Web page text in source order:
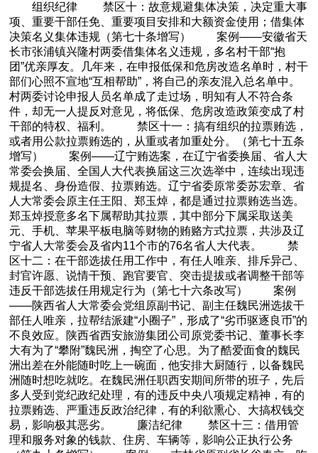
组织纪律 禁区十：故意规避集体决策，决定重大事
项、重要干部任免、重要项目安排和大额资金使用；借集体
决策名义集体违规（第七十条增写） 案例——安徽省天
长市张浦镇兴隆村两委借集体名义违规，多名村干部“抱
团”优亲厚友。几年来，在申报低保和危房改造名单时，村干
部们心照不宣地“互相帮助”，将自己的亲友混入总名单中。
村两委讨论申报人员名单成了走过场，明知有人不符合条
件，却无一人提反对意见，将低保、危房改造政策变成了村
干部的特权、福利。 禁区十一：搞有组织的拉票贿选，
或者用公款拉票贿选的，从重或者加重处分。（第七十五条
增写） 案例——辽宁贿选案，在辽宁省委换届、省人大
常委会换届、全国人大代表换届这三次选举中，连续出现违
规提名、身份造假、拉票贿选。辽宁省委原常委苏宏章、省
人大常委会原主任王阳、郑玉焯，都是通过拉票贿选当选。
郑玉焯授意多名下属帮助其拉票，其中部分下属采取送美
元、手机、苹果平板电脑等财物的贿赂方式拉票，共涉及辽
宁省人大常委会及省内11个市的76名省人大代表。 禁
区十二：在干部选拔任用工作中，有任人唯亲、排斥异己、
封官许愿、说情干预、跑官要官、突击提拔或者调整干部等
违反干部选拔任用规定行为（第七十六条改写） 案例
——陕西省人大常委会党组原副书记、副主任魏民洲选拔干
部任人唯亲，拉帮结派建“小圈子”，形成了“劣币驱逐良币”的
不良效应。陕西省西安旅游集团公司原党委书记、董事长李
大有为了“攀附”魏民洲，掏空了心思。为了酷爱面食的魏民
洲出差在外能随时吃上一碗面，他安排大厨随行，以备魏民
洲随时想吃就吃。在魏民洲任职西安期间所带的班子，先后
多人受到党纪政纪处理，有的违反中央八项规定精神，有的
拉票贿选、严重违反政治纪律，有的利欲熏心、大搞权钱交
易，影响极其恶劣。 廉洁纪律 禁区十三：借用管
理和服务对象的钱款、住房、车辆等，影响公正执行公务